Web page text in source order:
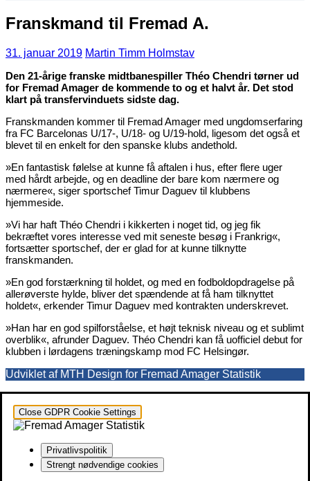
Franskmand til Fremad A.
31. januar 2019 Martin Timm Holmstav
Den 21-årige franske midtbanespiller Théo Chendri tørner ud
for Fremad Amager de kommende to og et halvt år. Det stod
klart på transfervinduets sidste dag.
Franskmanden kommer til Fremad Amager med ungdomserfaring
fra FC Barcelonas U/17-, U/18- og U/19-hold, ligesom det også et
blevet til en enkelt for den spanske klubs andethold.
»En fantastisk følelse at kunne få aftalen i hus, efter flere uger
med hårdt arbejde, og en deadline der bare kom nærmere og
nærmere«, siger sportschef Timur Daguev til klubbens
hjemmeside.
»Vi har haft Théo Chendri i kikkerten i noget tid, og jeg fik
bekræftet vores interesse ved mit seneste besøg i Frankrig«,
fortsætter sportschef, der er glad for at kunne tilknytte
franskmanden.
»En god forstærkning til holdet, og med en fodboldopdragelse på
allerøverste hylde, bliver det spændende at få ham tilknyttet
holdet«, erkender Timur Daguev med kontrakten underskrevet.
»Han har en god spilforståelse, et højt teknisk niveau og et sublimt
overblik«, afrunder Daguev. Théo Chendri kan få uofficiel debut for
klubben i lørdagens træningskamp mod FC Helsingør.
Udviklet af MTH Design for Fremad Amager Statistik
Close GDPR Cookie Settings
Privatlivspolitik
Strengt nødvendige cookies